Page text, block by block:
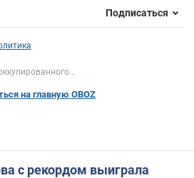
Подписаться
на главную OBOZ
с рекордом выиграла